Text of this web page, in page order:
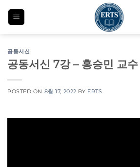
공동서신
공동서신 7강 – 홍승민 교수
POSTED ON 8월 17, 2022 BY ERTS